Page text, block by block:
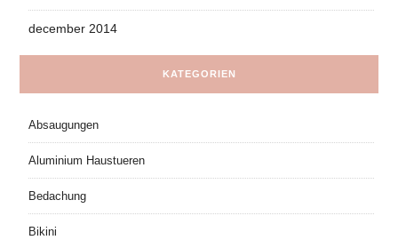
december 2014
KATEGORIEN
Absaugungen
Aluminium Haustueren
Bedachung
Bikini